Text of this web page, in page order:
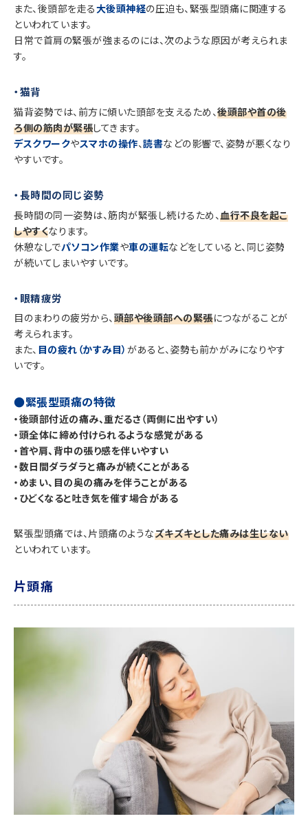
また、後頭部を走る大後頭神経の圧迫も、緊張型頭痛に関連する
といわれています。
日常で首肩の緊張が強まるのには、次のような原因が考えられま
す。
・猫背
猫背姿勢では、前方に傾いた頭部を支えるため、後頭部や首の後
ろ側の筋肉が緊張してきます。
デスクワークやスマホの操作、読書などの影響で、姿勢が悪くなり
やすいです。
・長時間の同じ姿勢
長時間の同一姿勢は、筋肉が緊張し続けるため、血行不良を起こ
しやすくなります。
休憩なしでパソコン作業や車の運転などをしていると、同じ姿勢
が続いてしまいやすいです。
・眼精疲労
目のまわりの疲労から、頭部や後頭部への緊張につながることが
考えられます。
また、 目の疲れ（かすみ目） があると、姿勢も前かがみになりやす
いです。
●緊張型頭痛の特徴
・後頭部付近の痛み、重だるさ（両側に出やすい）
・頭全体に締め付けられるような感覚がある
・首や肩、背中の張り感を伴いやすい
・数日間ダラダラと痛みが続くことがある
・めまい、目の奥の痛みを伴うことがある
・ひどくなると吐き気を催す場合がある
緊張型頭痛では、片頭痛のようなズキズキとした痛みは生じない
といわれています。
片頭痛